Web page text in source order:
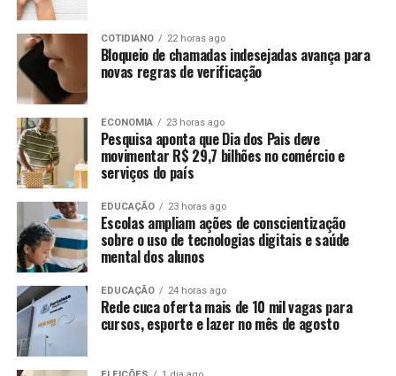
COTIDIANO 22 horas ago
Bloqueio de chamadas indesejadas avança para
novas regras de verificação
ECONOMIA 23 horas ago
Pesquisa aponta que Dia dos Pais deve
movimentar R$ 29,7 bilhões no comércio e
serviços do país
EDUCAÇÃO 23 horas ago
Escolas ampliam ações de conscientização
sobre o uso de tecnologias digitais e saúde
mental dos alunos
EDUCAÇÃO 24 horas ago
Rede cuca oferta mais de 10 mil vagas para
cursos, esporte e lazer no mês de agosto